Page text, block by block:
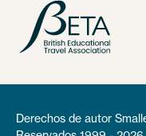
Derechos de autor